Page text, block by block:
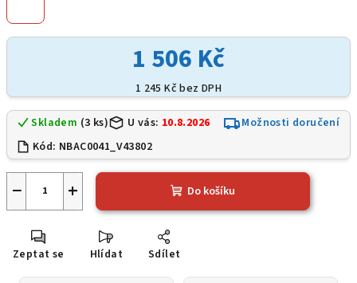
1 506 Kč
1 245 Kč bez DPH
Skladem (3 ks) U vás: 10.8.2026
Možnosti doručení
Kód: NBAC0041_V43802
+
− Do košíku
Zeptat se Hlídat Sdílet